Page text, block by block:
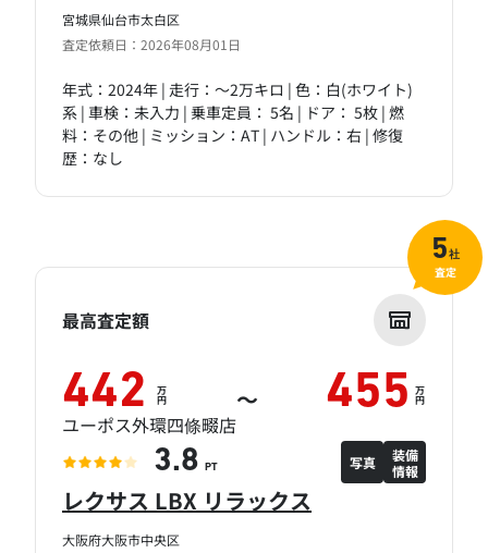
宮城県仙台市太白区
査定依頼日：2026年08月01日
年式：2024年 | 走行：～2万キロ | 色：白(ホワイト)
系 | 車検：未入力 | 乗車定員： 5名 | ドア： 5枚 | 燃
料：その他 | ミッション：AT | ハンドル：右 | 修復
歴：なし
大阪府大阪市中央区
レクサス LBX リラックス
最高査定額
442 万
円 ～ 455 万
円
ユーポス外環四條畷店
3.8 PT 写真
装備
情報
5社
査定